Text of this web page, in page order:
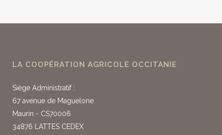
LA COOPÉRATION AGRICOLE OCCITANIE
Siège Administratif :
67 avenue de Maguelone
Maurin - CS70006
34876 LATTES CEDEX